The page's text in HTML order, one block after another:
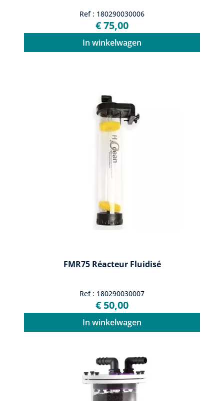
Ref : 180290030006
€ 75,00
In winkelwagen
FMR75 Réacteur Fluidisé
Ref : 180290030007
€ 50,00
In winkelwagen